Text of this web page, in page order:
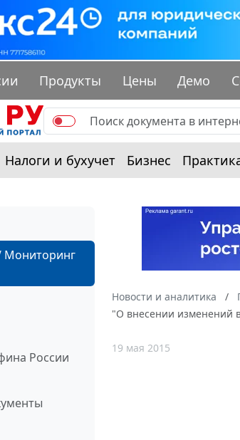
Продукты Цены Демо
Налоги и бухучет Бизнес
Мониторинг
России
Новости и аналитика
"О внесении изменений
19 мая 2015